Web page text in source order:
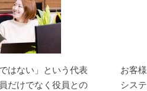
はない」という代表
だけでなく役員との
お客
シス